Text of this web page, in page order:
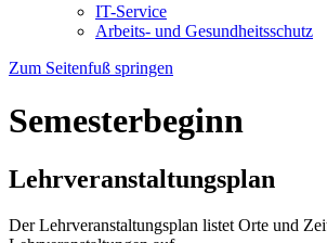
IT-Service
Arbeits- und Gesundheitsschutz
Zum Seitenfuß springen
Semesterbeginn
Lehrveranstaltungsplan
Der Lehrveranstaltungsplan listet Orte und